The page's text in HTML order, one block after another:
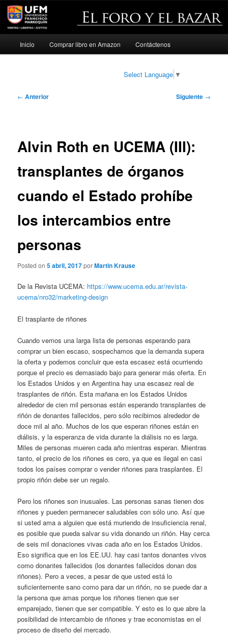
Ir
Inicio Comprar libro en Amazon Contáctenos
Select Language ▼
Navegación
← Anterior Siguiente →
Alvin Roth en UCEMA (III):
transplantes de órganos
cuando el Estado prohíbe
los intercambios entre
personas
Posted on5 abril, 2017porMartin Krause
De la Revista UCEMA: https://www.ucema.edu.ar/revista-
ucema/nro32/marketing-design
El trasplante de riñones
Cuando vemos una larga lista de personas esperando para
comprar un bien escaso, sospechamos que la demanda supera
la oferta y podemos concluir que esta escasez está ocurriendo
porque el precio es demasiado bajo para generar más oferta. En
los Estados Unidos y en Argentina hay una escasez real de
trasplantes de riñón. Esta mañana en los Estados Unidos
alrededor de cien mil personas están esperando transplantes de
riñón de donantes fallecidos, pero sólo recibimos alrededor de
doce mil al año. Muchos de los que esperan riñones están en
diálisis, y la esperanza de vida durante la diálisis no es larga.
Miles de personas mueren cada año mientras esperan. Mientras
tanto, el precio de los riñones es cero, ya que es ilegal en casi
todos los países comprar o vender riñones para trasplantes. El
propio riñón debe ser un regalo.
Pero los riñones son inusuales. Las personas sanas tienen dos
riñones y pueden permanecer saludables con sólo uno. Así que
si usted ama a alguien que está muriendo de insuficiencia renal,
es posible que pueda salvar su vida donando un riñón. Hay cerca
de seis mil donaciones vivas cada año en los Estados Unidos.
Eso significa que en los EE.UU. hay casi tantos donantes vivos
como donantes fallecidos (los donantes fallecidos donan dos
riñones). Pero a veces, a pesar de que usted está lo
suficientemente sano como para dar un riñón, no se puede dar a
la persona que amas porque los riñones tienen que ser
emparejado, tienen que ser compatible. Y esto es lo que abre la
posibilidad de intercambio de riñones y trae economistas en el
proceso de diseño del mercado.